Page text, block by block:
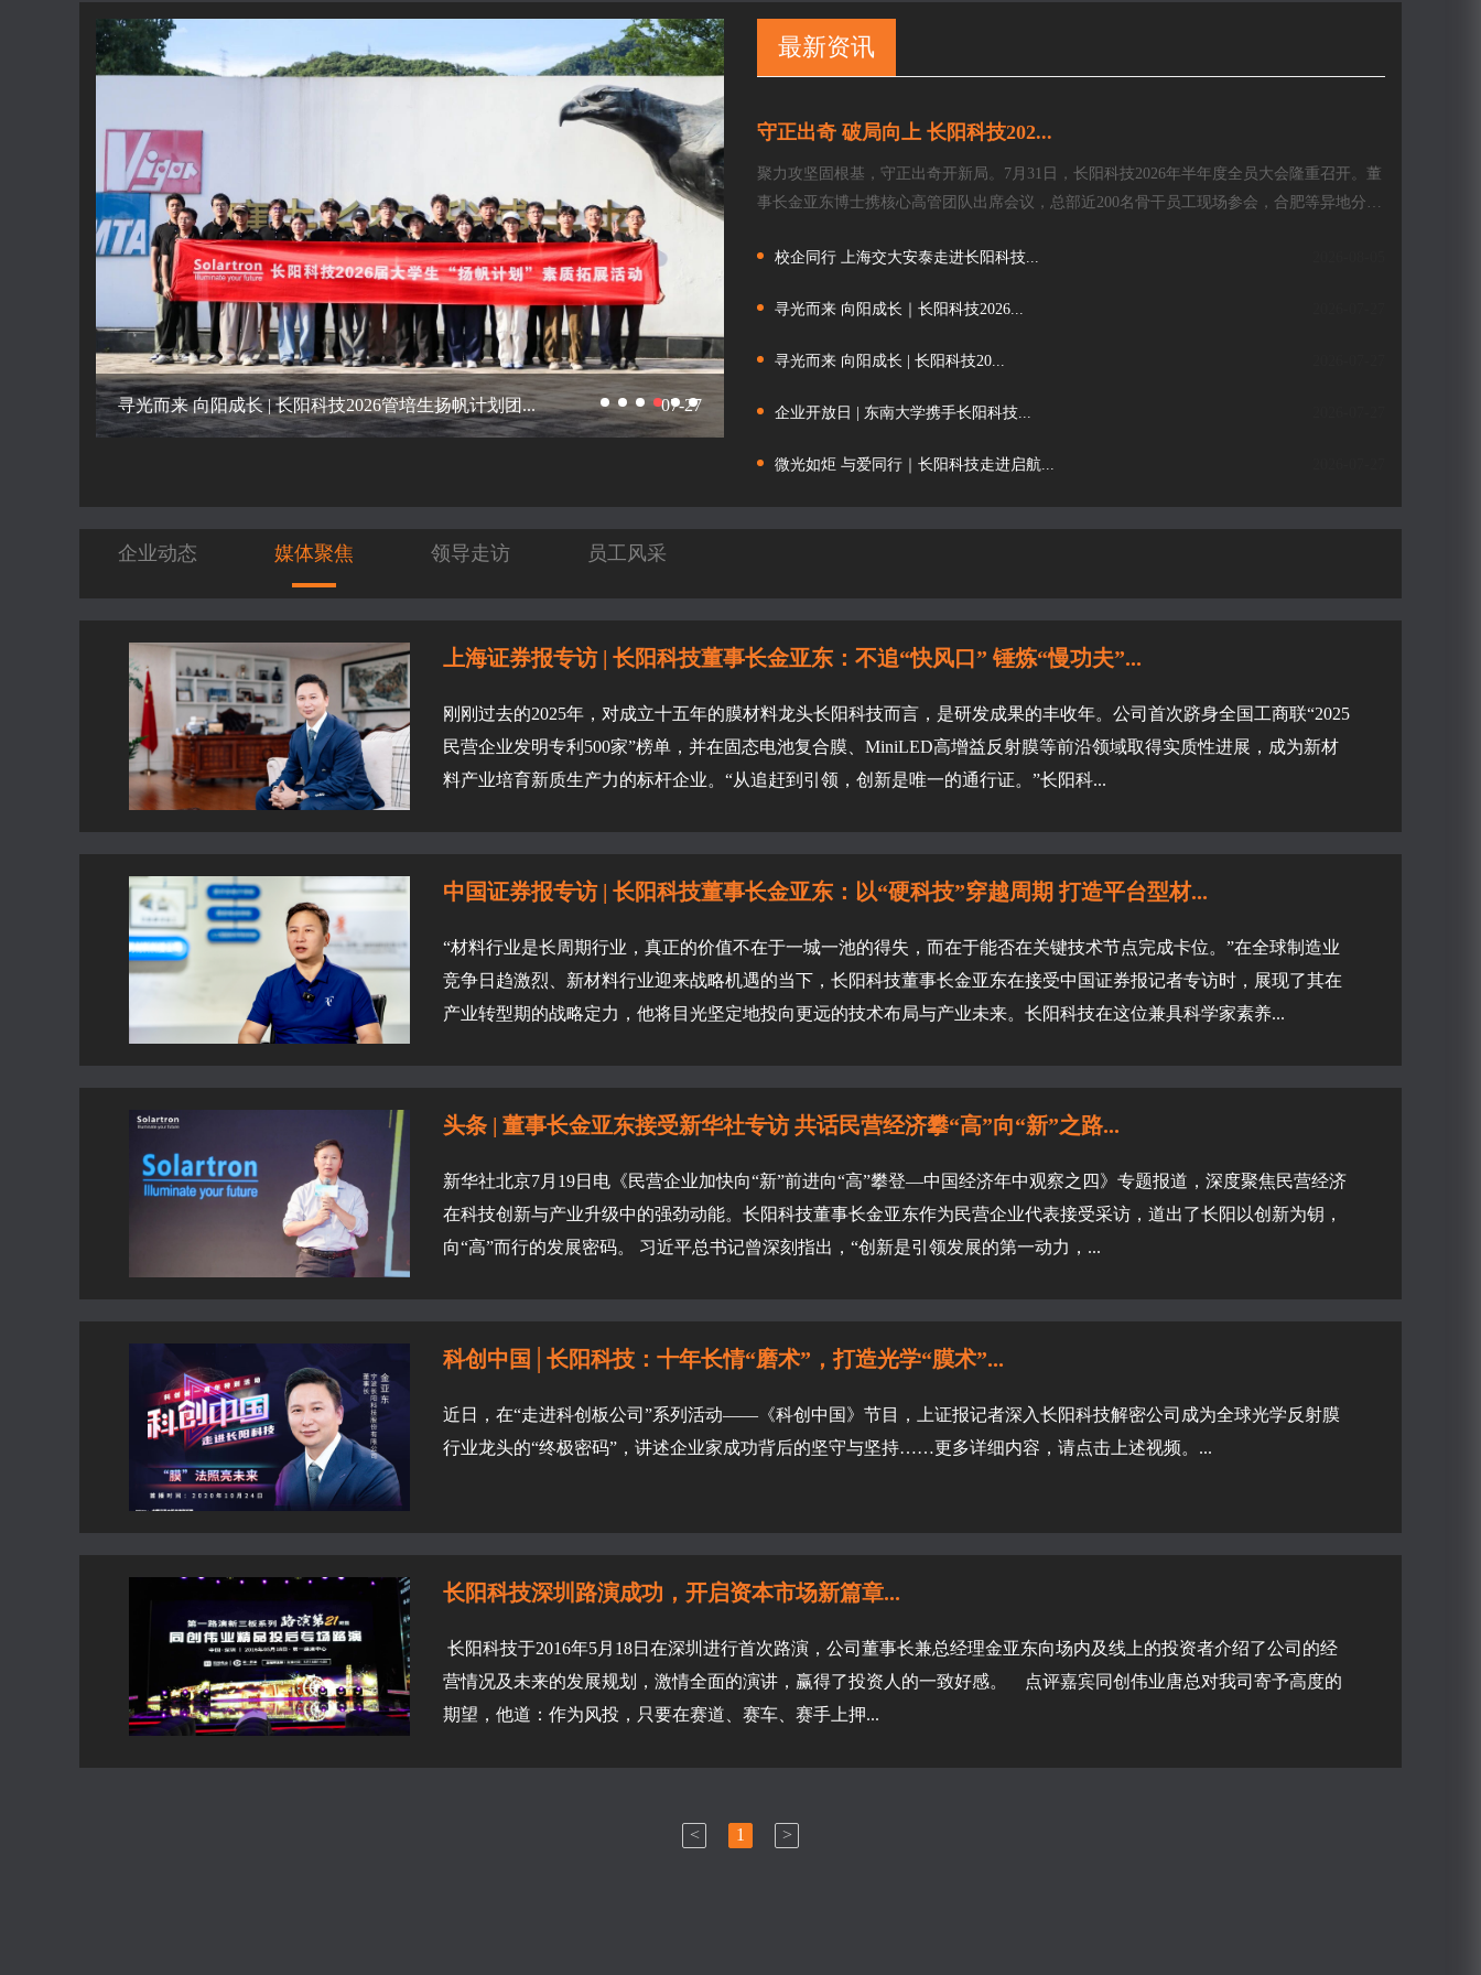
寻光而来 向阳成长 | 长阳科技2026管培生扬帆计划团... 07-27 企业开放日 | 东南大学携手长阳科技共赴“企”妙之旅...
最新资讯
守正出奇 破局向上 长阳科技202...
聚力攻坚固根基，守正出奇开新局。7月31日，长阳科技2026年半年度全员大会隆重召开。董
事长金亚东博士携核心高管团队出席会议，总部近200名骨干员工现场参会，合肥等异地分支
校企同行 上海交大安泰走进长阳科技...
寻光而来 向阳成长｜长阳科技2026...
寻光而来 向阳成长 | 长阳科技20...
企业开放日 | 东南大学携手长阳科技...
微光如炬 与爱同行｜长阳科技走进启航...
企业动态 媒体聚焦 领导走访 员工风采
上海证券报专访 | 长阳科技董事长金亚东：不追“快风口” 锤炼“慢功夫”...
刚刚过去的2025年，对成立十五年的膜材料龙头长阳科技而言，是研发成果的丰收年。公司首次跻身全国工商联“2025
民营企业发明专利500家”榜单，并在固态电池复合膜、MiniLED高增益反射膜等前沿领域取得实质性进展，成为新材
料产业培育新质生产力的标杆企业。“从追赶到引领，创新是唯一的通行证。”长阳科...
中国证券报专访 | 长阳科技董事长金亚东：以“硬科技”穿越周期 打造平台型材...
“材料行业是长周期行业，真正的价值不在于一城一池的得失，而在于能否在关键技术节点完成卡位。”在全球制造业
竞争日趋激烈、新材料行业迎来战略机遇的当下，长阳科技董事长金亚东在接受中国证券报记者专访时，展现了其在
产业转型期的战略定力，他将目光坚定地投向更远的技术布局与产业未来。长阳科技在这位兼具科学家素养...
头条 | 董事长金亚东接受新华社专访 共话民营经济攀“高”向“新”之路...
新华社北京7月19日电《民营企业加快向“新”前进向“高”攀登—中国经济年中观察之四》专题报道，深度聚焦民营经济
在科技创新与产业升级中的强劲动能。长阳科技董事长金亚东作为民营企业代表接受采访，道出了长阳以创新为钥，
向“高”而行的发展密码。 习近平总书记曾深刻指出，“创新是引领发展的第一动力，...
科创中国│长阳科技：十年长情“磨术”，打造光学“膜术”...
近日，在“走进科创板公司”系列活动——《科创中国》节目，上证报记者深入长阳科技解密公司成为全球光学反射膜
行业龙头的“终极密码”，讲述企业家成功背后的坚守与坚持……更多详细内容，请点击上述视频。...
长阳科技深圳路演成功，开启资本市场新篇章...
长阳科技于2016年5月18日在深圳进行首次路演，公司董事长兼总经理金亚东向场内及线上的投资者介绍了公司的经
营情况及未来的发展规划，激情全面的演讲，赢得了投资人的一致好感。 点评嘉宾同创伟业唐总对我司寄予高度的
期望，他道：作为风投，只要在赛道、赛车、赛手上押...
< 1 >